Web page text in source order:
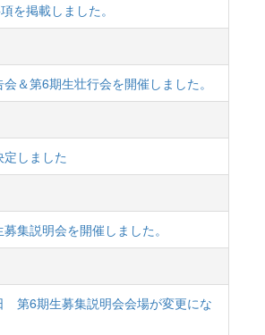
を掲載しました。
＆第6期生壮行会を開催しました。
しました
集説明会を開催しました。
第6期生募集説明会会場が変更にな